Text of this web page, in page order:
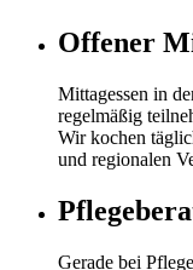
Offener
Mittagessen in
regelmäßig
Wir kochen
und regionalen
Gerade bei